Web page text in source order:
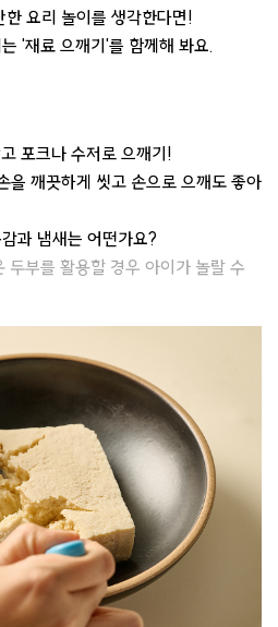
요리 놀이를 생각한다면!
'재료 으깨기'를 함께해 봐요.
포크나 수저로 으깨기!
을 깨끗하게 씻고 손으로 으깨도 좋아
과 냄새는 어떤가요?
부를 활용할 경우 아이가 놀랄 수